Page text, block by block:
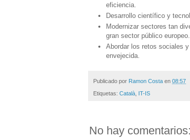
eficiencia.
Desarrollo científico y
Modernizar sectores tan
gran sector público europeo.
Abordar los retos sociales
envejecida.
Publicado por Ramon Costa en 08:57
Etiquetas: Català IT-IS
No hay comentarios: